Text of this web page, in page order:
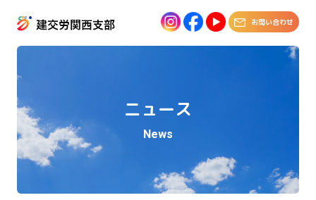
お問い合わせ
ニュース
News